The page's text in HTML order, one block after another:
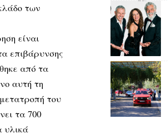
των
είναι
επιβάρυνσης
από τα
αυτή τη
του
τα 700
υλικά